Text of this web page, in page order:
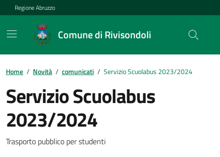
Vai ai contenuti
Vai al footer
Regione Abruzzo
Comune di Rivisondoli
Contenuti in evidenza
Home / Novità / comunicati / Servizio Scuolabus 2023/2024
Servizio Scuolabus
2023/2024
Dettagli della notizia
Trasporto pubblico per studenti